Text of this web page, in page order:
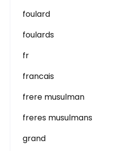
foulard
foulards
fr
francais
frere musulman
freres musulmans
grand